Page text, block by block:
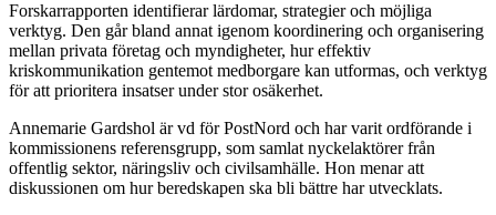
Forskarrapporten identifierar lärdomar, strategier och möjliga
verktyg. Den går bland annat igenom koordinering och organisering
mellan privata företag och myndigheter, hur effektiv
kriskommunikation gentemot medborgare kan utformas, och verktyg
för att prioritera insatser under stor osäkerhet.
Annemarie Gardshol är vd för PostNord och har varit ordförande i
kommissionens referensgrupp, som samlat nyckelaktörer från
offentlig sektor, näringsliv och civilsamhälle. Hon menar att
diskussionen om hur beredskapen ska bli bättre har utvecklats.